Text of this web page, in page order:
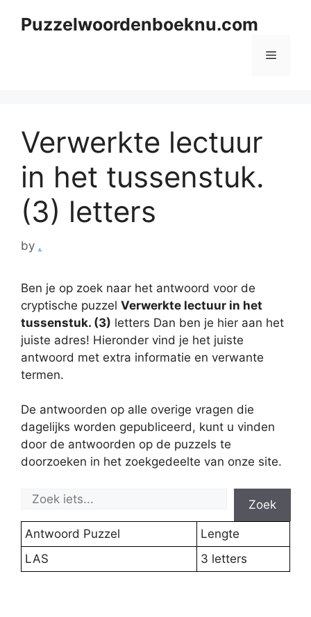
Puzzelwoordenboeknu.com
Menu
Verwerkte lectuur
in het tussenstuk.
(3) letters
by .
Ben je op zoek naar het antwoord voor de
cryptische puzzel Verwerkte lectuur in het
tussenstuk. (3) letters Dan ben je hier aan het
juiste adres! Hieronder vind je het juiste
antwoord met extra informatie en verwante
termen.
De antwoorden op alle overige vragen die
dagelijks worden gepubliceerd, kunt u vinden
door de antwoorden op de puzzels te
doorzoeken in het zoekgedeelte van onze site.
Zoek
Antwoord Puzzel
Lengte
LAS
3 letters